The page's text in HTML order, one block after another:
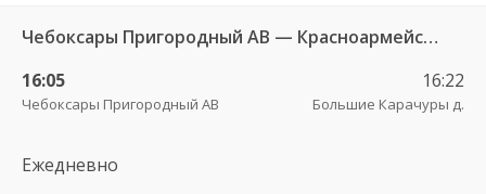
Чебоксары Пригородный АВ — Красноармейское с. ДКП 121
16:05
Чебоксары Пригородный АВ
16:22
Большие Карачуры д.
Ежедневно